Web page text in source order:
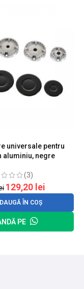
universale pentru
aluminiu, negre
(3)
129,20 lei
ÎN COȘ
PE